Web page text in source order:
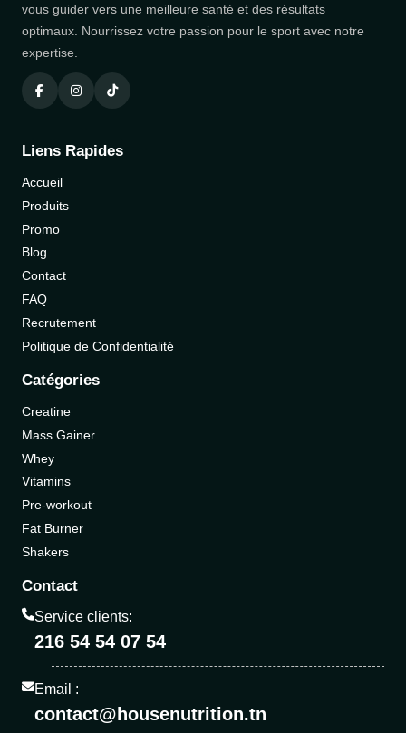
vous guider vers une meilleure santé et des résultats
optimaux. Nourrissez votre passion pour le sport avec notre
expertise.
Liens Rapides
Accueil
Produits
Promo
Blog
Contact
FAQ
Recrutement
Politique de Confidentialité
Catégories
Creatine
Mass Gainer
Whey
Vitamins
Pre-workout
Fat Burner
Shakers
Contact
Service clients:
216 54 54 07 54
Email :
contact@housenutrition.tn